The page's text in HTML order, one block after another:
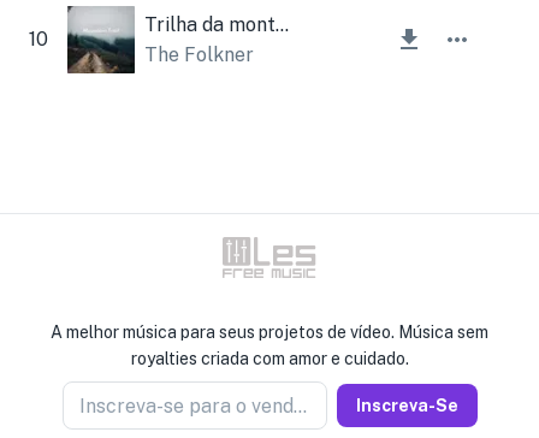
10
Trilha da montanha
The Folkner
A melhor música para seus projetos de vídeo. Música sem
royalties criada com amor e cuidado.
Inscreva-se para o vendedor de notícias Inscreva-Se